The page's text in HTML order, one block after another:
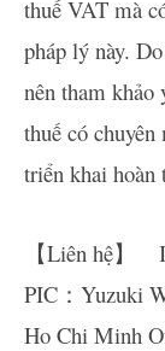
thuế VAT mà
pháp lý này.
nên tham khảo
thuế có
triển khai hoàn
【Liên hệ】
PIC：Yuzuki
Ho Chi Minh